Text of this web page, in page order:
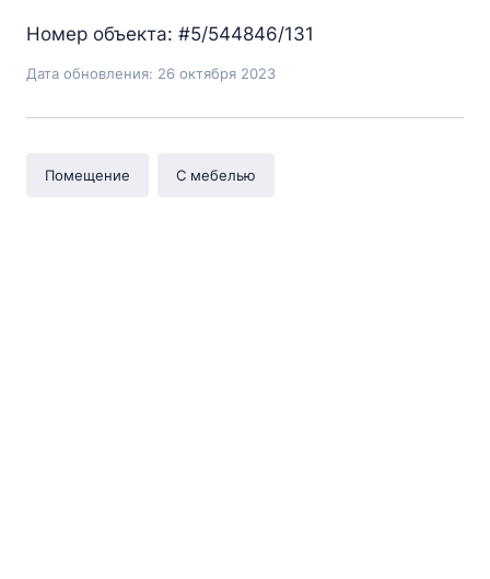
Номер объекта: #5/544846/131
Дата обновления: 26 октября 2023
Помещение С мебелью